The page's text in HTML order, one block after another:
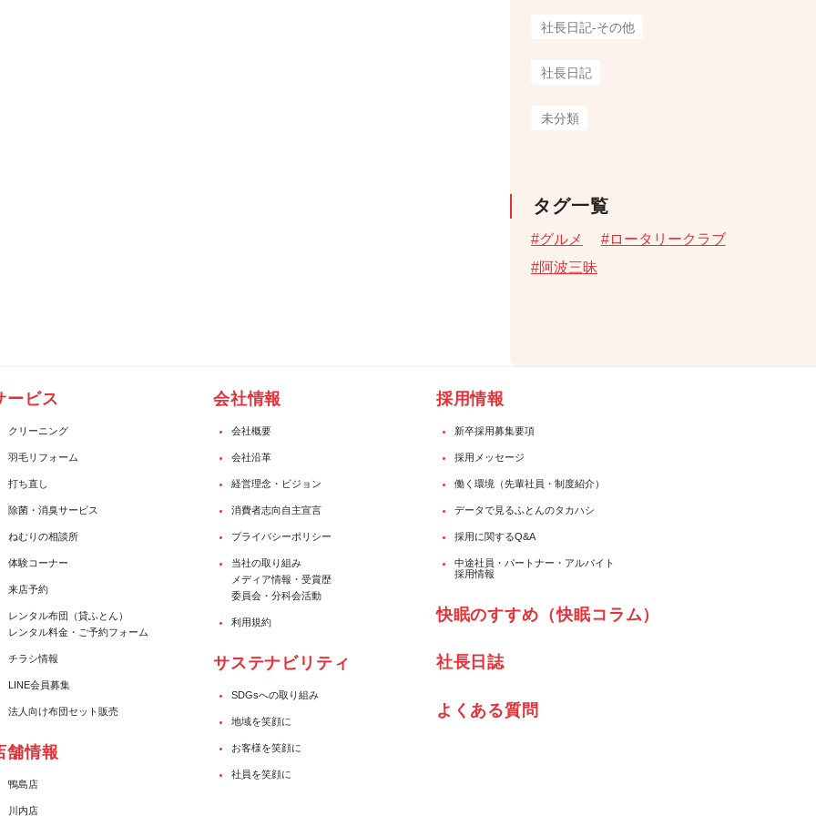
社長日記-その他
社長日記
未分類
タグ一覧
グルメ
ロータリークラブ
阿波三昧
ービス
クリーニング
羽毛リフォーム
打ち直し
除菌・消臭サービス
ねむりの相談所
体験コーナー
来店予約
レンタル布団（貸ふとん）
レンタル料金・ご予約フォーム
チラシ情報
LINE会員募集
法人向け布団セット販売
舗情報
鴨島店
川内店
会社情報
会社概要
会社沿革
経営理念・ビジョン
消費者志向自主宣言
プライバシーポリシー
当社の取り組み
メディア情報・受賞歴
委員会・分科会活動
利用規約
サステナビリティ
SDGsへの取り組み
地域を笑顔に
お客様を笑顔に
社員を笑顔に
採用情報
新卒採用募集要項
採用メッセージ
働く環境（先輩社員・制度紹介）
データで見るふとんのタカハシ
採用に関するQ&A
中途社員・パートナー・アルバイト
採用情報
快眠のすすめ（快眠コラム）
社⾧日誌
よくある質問